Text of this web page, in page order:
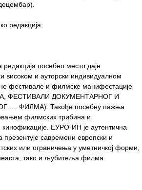
редакција:
посебно место даје
високом и ауторски индивидуалном
фестивале и филмске манифестације
ФЕСТИВАЛИ ДОКУМЕНТАРНОГ И
ФИЛМА). Такође посебну пажња
филмских трибина и
ЕУРО-ИН је аутентична
савремени европски и
или ограничења у уметничкој форми,
тако и љубитеља филма.